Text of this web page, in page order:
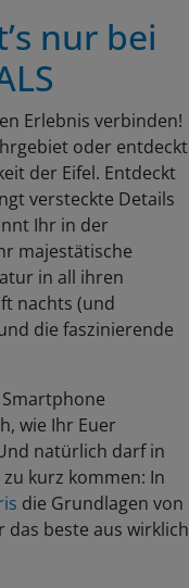
nur bei
Erlebnis verbinden!
oder entdeckt
der Eifel. Entdeckt
versteckte Details
Ihr in der
majestätische
in all ihren
nachts (und
die faszinierende
wie Ihr Euer
natürlich darf in
kurz kommen: In
die Grundlagen von
beste aus wirklich